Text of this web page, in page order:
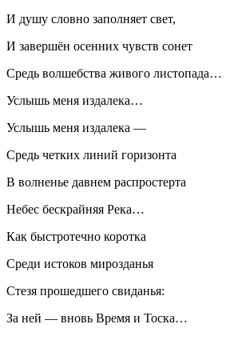
И душу словно заполняет свет,
И завершён осенних чувств сонет
Средь волшебства живого листопада…
Услышь меня издалека…
Услышь меня издалека —
Средь четких линий горизонта
В волненье давнем распростерта
Небес бескрайняя Река…
Как быстротечно коротка
Среди истоков мирозданья
Стезя прошедшего свиданья:
За ней — вновь Время и Тоска…